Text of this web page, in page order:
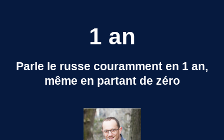
1 an
Parle le russe couramment en 1 an,
même en partant de zéro